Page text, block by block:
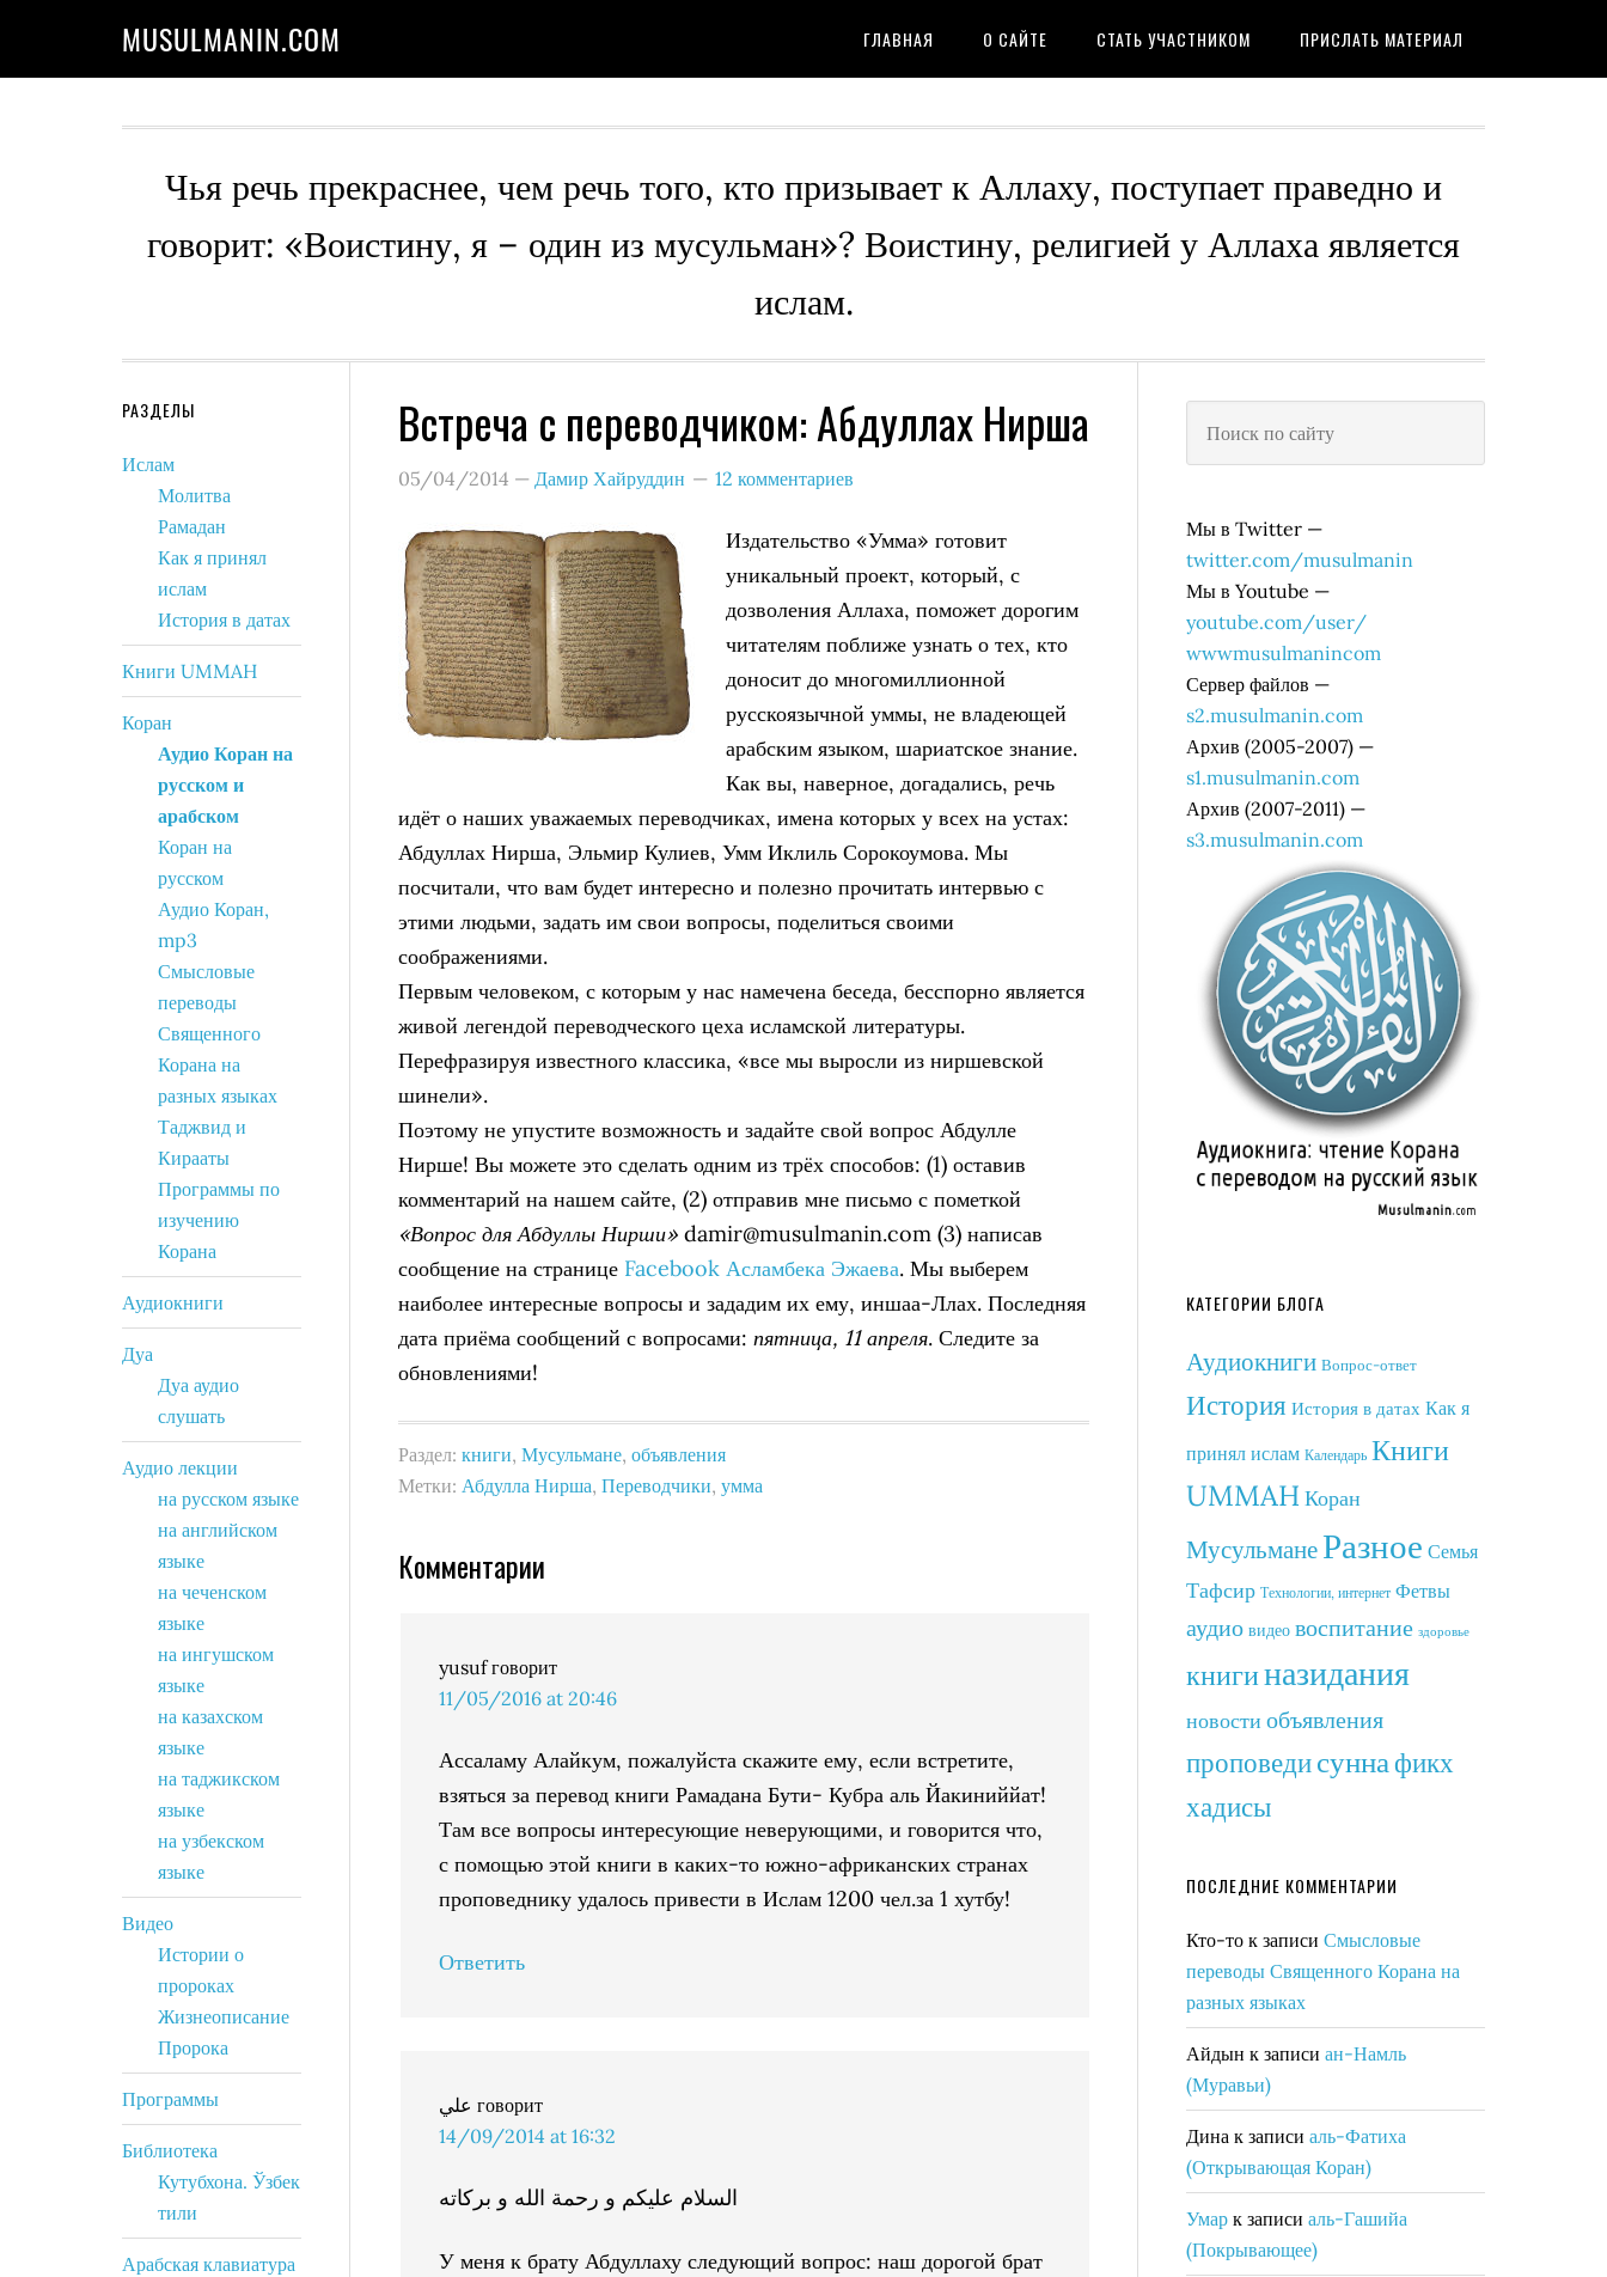
MUSULMANIN.COM ГЛАВНАЯ О САЙТЕ СТАТЬ УЧАСТНИКОМ ПРИСЛАТЬ МАТЕРИАЛ
Чья речь прекраснее, чем речь того, кто призывает к Аллаху, поступает праведно и
говорит: «Воистину, я – один из мусульман»? Воистину, религией у Аллаха является
ислам.
Встреча с переводчиком: Абдуллах Нирша
05/04/2014 — Дамир Хайруддин 12 комментариев
Издательство «Умма» готовит
уникальный проект, который, с
дозволения Аллаха, поможет дорогим
читателям поближе узнать о тех, кто
доносит до многомиллионной
русскоязычной уммы, не владеющей
арабским языком, шариатское знание.
Как вы, наверное, догадались, речь
идёт о наших уважаемых переводчиках, имена которых у всех на устах:
Абдуллах Нирша, Эльмир Кулиев, Умм Иклиль Сорокоумова. Мы
посчитали, что вам будет интересно и полезно прочитать интервью с
этими людьми, задать им свои вопросы, поделиться своими
соображениями.
Первым человеком, с которым у нас намечена беседа, бесспорно является
живой легендой переводческого цеха исламской литературы.
Перефразируя известного классика, «все мы выросли из ниршевской
шинели».
Поэтому не упустите возможность и задайте свой вопрос Абдулле
Нирше! Вы можете это сделать одним из трёх способов: (1) оставив
комментарий на нашем сайте, (2) отправив мне письмо с пометкой
«Вопрос для Абдуллы Нирши» damir@musulmanin.com (3) написав
сообщение на странице Facebook Асламбека Эжаева. Мы выберем
наиболее интересные вопросы и зададим их ему, иншаа-Ллах. Последняя
дата приёма сообщений с вопросами: пятница, 11 апреля. Следите за
обновлениями!
Раздел: книги, Мусульмане, объявления
Метки: Абдулла Нирша, Переводчики, умма
Комментарии
yusuf говорит
11/05/2016 at 20:46
Ассаламу Алайкум, пожалуйста скажите ему, если встретите,
взяться за перевод книги Рамадана Бути- Кубра аль Йакиниййат!
Там все вопросы интересующие неверующими, и говорится что,
с помощью этой книги в каких-то южно-африканских странах
проповеднику удалось привести в Ислам 1200 чел.за 1 хутбу!
Ответить
علي говорит
14/09/2014 at 16:32
السلام عليكم و رحمة الله و بركاته
У меня к брату Абдуллаху следующий вопрос: наш дорогой брат
Мы в Twitter —
twitter.com/musulmanin
Мы в Youtube —
youtube.com/user/
wwwmusulmanincom
Сервер файлов —
s2.musulmanin.com
Архив (2005-2007) —
s1.musulmanin.com
Архив (2007-2011) —
s3.musulmanin.com
КАТЕГОРИИ БЛОГА
Аудиокниги Вопрос-ответ
История История в датах Как я
принял ислам Календарь Книги
UMMAH Коран
МусульманеРазное Семья
Тафсир Технологии, интернет Фетвы
аудио видео воспитание здоровье
книгиназидания
новости объявления
проповедисуннафикх
хадисы
ПОСЛЕДНИЕ КОММЕНТАРИИ
Кто-то к записи Смысловые
переводы Священного Корана на
разных языках
Айдын к записи ан-Намль
(Муравьи)
Дина к записи аль-Фатиха
(Открывающая Коран)
Умар к записи аль-Гашийа
(Покрывающее)
РАЗДЕЛЫ
Ислам
Молитва
Рамадан
Как я принял
ислам
История в датах
Книги UMMAH
Коран
Аудио Коран на
русском и
арабском
Коран на
русском
Аудио Коран,
mp3
Смысловые
переводы
Священного
Корана на
разных языках
Таджвид и
Кирааты
Программы по
изучению
Корана
Аудиокниги
Дуа
Дуа аудио
слушать
Аудио лекции
на русском языке
на английском
языке
на чеченском
языке
на ингушском
языке
на казахском
языке
на таджикском
языке
на узбекском
языке
Видео
Истории о
пророках
Жизнеописание
Пророка
Программы
Библиотека
Кутубхона. Ўзбек
тили
Арабская клавиатура